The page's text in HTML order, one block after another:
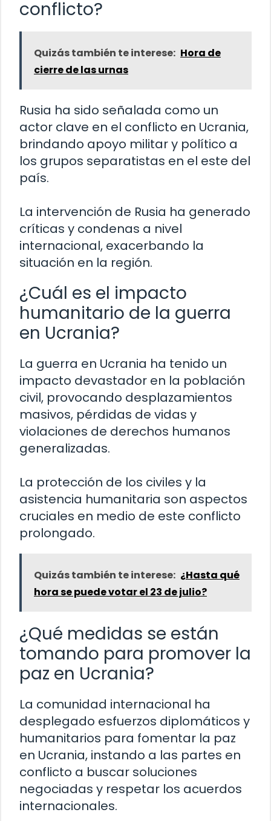
conflicto?
Quizás también te interese: Hora de
cierre de las urnas
Rusia ha sido señalada como un
actor clave en el conflicto en Ucrania,
brindando apoyo militar y político a
los grupos separatistas en el este del
país.
La intervención de Rusia ha generado
críticas y condenas a nivel
internacional, exacerbando la
situación en la región.
¿Cuál es el impacto
humanitario de la guerra
en Ucrania?
La guerra en Ucrania ha tenido un
impacto devastador en la población
civil, provocando desplazamientos
masivos, pérdidas de vidas y
violaciones de derechos humanos
generalizadas.
La protección de los civiles y la
asistencia humanitaria son aspectos
cruciales en medio de este conflicto
prolongado.
Quizás también te interese: ¿Hasta qué
hora se puede votar el 23 de julio?
¿Qué medidas se están
tomando para promover la
paz en Ucrania?
La comunidad internacional ha
desplegado esfuerzos diplomáticos y
humanitarios para fomentar la paz
en Ucrania, instando a las partes en
conflicto a buscar soluciones
negociadas y respetar los acuerdos
internacionales.